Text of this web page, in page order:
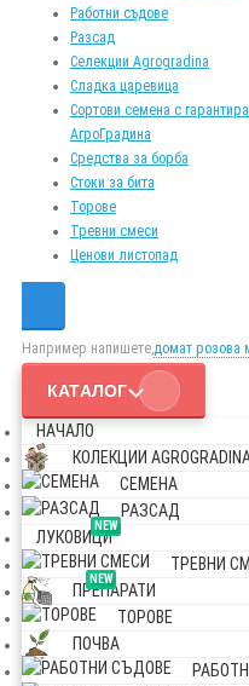
Работни съдове
Разсад
Селекции Agrogradina
Сладка царевица
Сортови семена с
АгроГрадина
Средства за борба
Стоки за бита
Торове
Тревни смеси
Ценови листопад
Например напишете,домат розова
КАТАЛОГ
НАЧАЛО
КОЛЕКЦИИ
СЕМЕНА
РАЗСАД
NEW
ЛУКОВИЦИ
ТРЕВНИ
NEW
ПРЕПАРАТИ
ТОРОВЕ
ПОЧВА